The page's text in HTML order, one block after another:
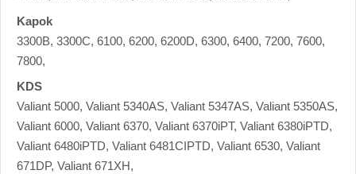
Kapok
3300B, 3300C, 6100, 6200, 6200D, 6300, 6400, 7200, 7600,
7800,
KDS
Valiant 5000, Valiant 5340AS, Valiant 5347AS, Valiant 5350AS,
Valiant 6000, Valiant 6370, Valiant 6370iPT, Valiant 6380iPTD,
Valiant 6480iPTD, Valiant 6481CIPTD, Valiant 6530, Valiant
671DP, Valiant 671XH,